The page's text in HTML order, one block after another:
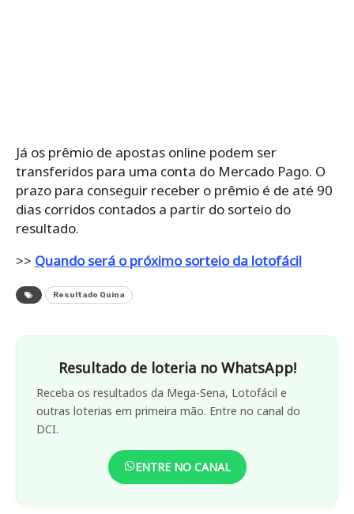
Já os prêmio de apostas online podem ser
transferidos para uma conta do Mercado Pago. O
prazo para conseguir receber o prêmio é de até 90
dias corridos contados a partir do sorteio do
resultado.
>> Quando será o próximo sorteio da lotofácil
Resultado Quina
Resultado de loteria no WhatsApp!
Receba os resultados da Mega-Sena, Lotofácil e
outras loterias em primeira mão. Entre no canal do
DCI.
ENTRE NO CANAL